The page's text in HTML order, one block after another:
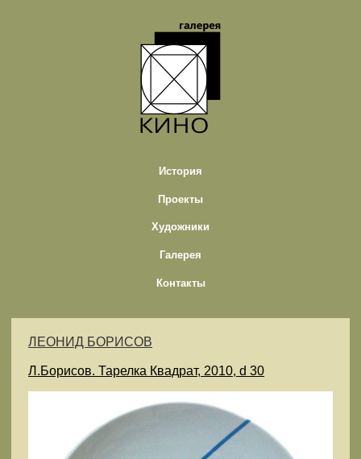
История
Проекты
Художники
Галерея
Контакты
ЛЕОНИД БОРИСОВ
Л.Борисов. Тарелка Квадрат, 2010, d 30